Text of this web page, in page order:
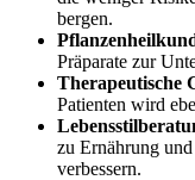
bergen.
Präparate zur
Therapeutische
Patienten wird
zu Ernährung
verbessern.